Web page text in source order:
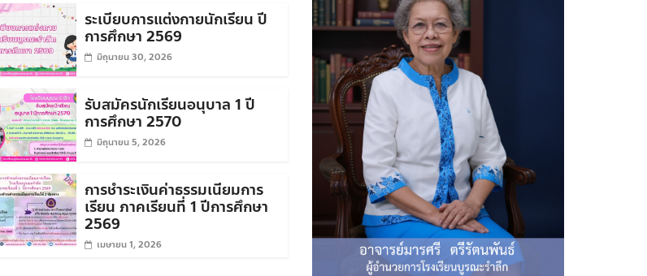
ระเบียบการแต่งกายนักเรียน ปี
การศึกษา 2569
มิถุนายน 30, 2026
รับสมัครนักเรียนอนุบาล 1 ปี
การศึกษา 2570
มิถุนายน 5, 2026
การชำระเงินค่าธรรมเนียมการ
เรียน ภาคเรียนที่ 1 ปีการศึกษา
2569
เมษายน 1, 2026